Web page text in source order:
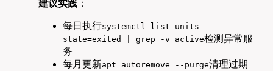
建议实践 ：
每日执行systemctl list-units --
state=exited | grep -v active检测异常服
务
每月更新apt autoremove --purge清理过期